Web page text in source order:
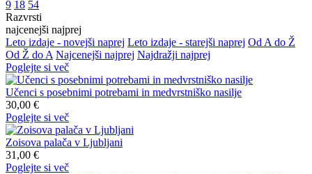
9 18 54
Razvrsti
najcenejši najprej
Leto izdaje - novejši naprej Leto izdaje - starejši naprej Od A do Ž
Od Ž do A Najcenejši najprej Najdražji najprej
Poglejte si več
Učenci s posebnimi potrebami in medvrstniško nasilje
30,00 €
Poglejte si več
Zoisova palača v Ljubljani
31,00 €
Poglejte si več